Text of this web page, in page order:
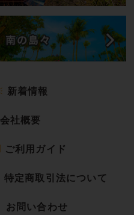
新着情報
会社概要
ご利用ガイド
特定商取引法について
お問い合わせ